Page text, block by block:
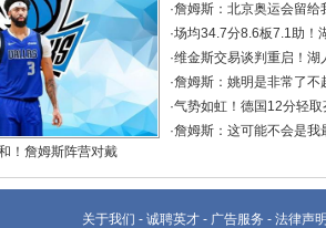
！詹姆斯阵营对戴
·詹姆斯：北京奥运会留给
·场均34.7分8.6板7.1助！
·维金斯交易谈判重启！湖
·詹姆斯：姚明是非常了不
·气势如虹！德国12分轻
·詹姆斯：这可能不会是我
关于我们 - 诚聘英才 - 广告服务 - 法律声